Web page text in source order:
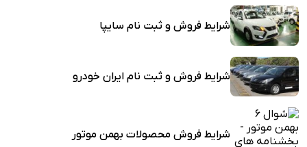
شرایط فروش و ثبت نام سایپا
شرایط فروش و ثبت نام ایران خودرو
شرایط فروش محصولات بهمن موتور